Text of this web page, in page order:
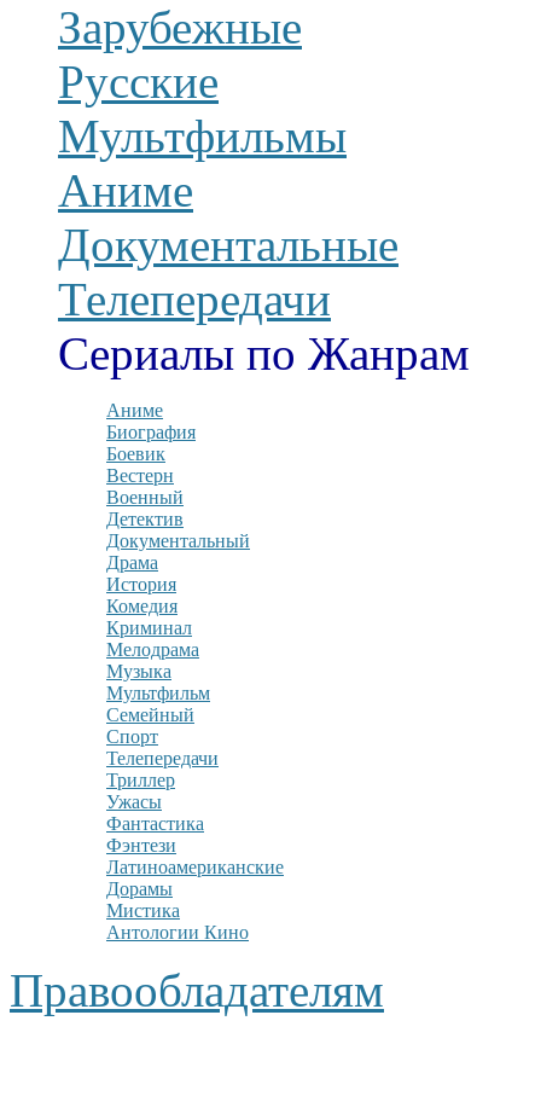
Зарубежные
Русские
Мультфильмы
Аниме
Документальные
Телепередачи
Сериалы по Жанрам
Аниме
Биография
Боевик
Вестерн
Военный
Детектив
Документальный
Драма
История
Комедия
Криминал
Мелодрама
Музыка
Мультфильм
Семейный
Спорт
Телепередачи
Триллер
Ужасы
Фантастика
Фэнтези
Латиноамериканские
Дорамы
Мистика
Антологии Кино
Правообладателям